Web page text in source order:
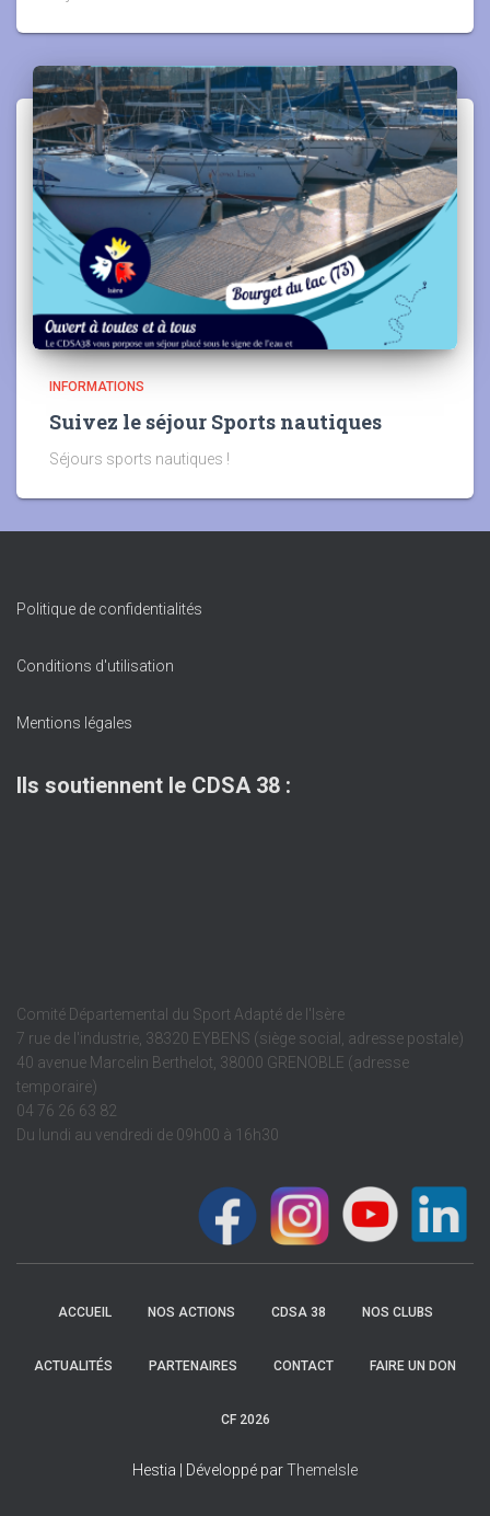
INFORMATIONS
Suivez le séjour Sports nautiques
Séjours sports nautiques !
Politique de confidentialités
Conditions d'utilisation
Mentions légales
Ils soutiennent le CDSA 38 :
Comité Départemental du Sport Adapté de l'Isère
7 rue de l'industrie, 38320 EYBENS (siège social, adresse postale)
40 avenue Marcelin Berthelot, 38000 GRENOBLE (adresse
temporaire)
04 76 26 63 82
Du lundi au vendredi de 09h00 à 16h30
ACCUEIL NOS ACTIONS CDSA 38 NOS CLUBS
ACTUALITÉS PARTENAIRES CONTACT FAIRE UN DON
CF 2026
Hestia | Développé parThemeIsle